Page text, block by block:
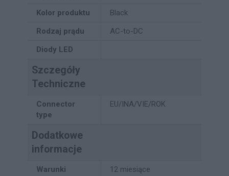
Kolor produktu
Black
Rodzaj prądu
AC-to-DC
Diody LED
Szczegóły
Techniczne
Connector
type
EU/INA/VIE/ROK
Dodatkowe
informacje
Warunki
12 miesiące